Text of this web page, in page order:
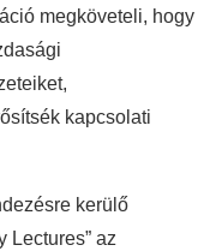
megköveteli, hogy
kapcsolati
kerülő
Lectures” az